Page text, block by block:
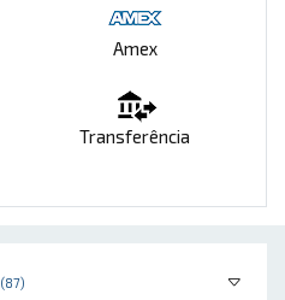
(87)
Amex
Transferência